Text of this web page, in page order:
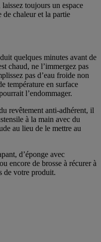
toujours un espace
de chaleur et la partie
quelques minutes avant de
chaud, ne l’immergez pas
pas d’eau froide non
température en surface
l’endommager.
revêtement anti-adhérent, il
à la main avec du
au lieu de le mettre au
d’éponge avec
encore de brosse à récurer à
de votre produit.